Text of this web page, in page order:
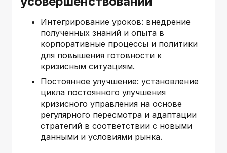
Интегрирование уроков: внедрение
полученных знаний и опыта в
корпоративные процессы и политики
для повышения готовности к
кризисным ситуациям.
Постоянное улучшение: установление
цикла постоянного улучшения
кризисного управления на основе
регулярного пересмотра и адаптации
стратегий в соответствии с новыми
данными и условиями рынка.